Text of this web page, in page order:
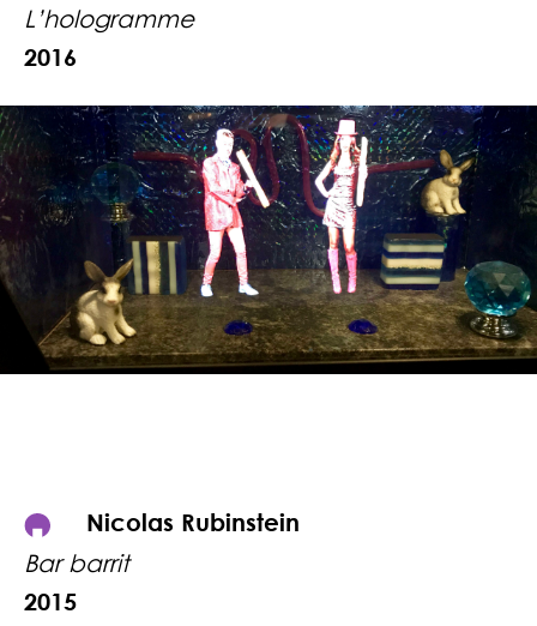
L’hologramme
2016
Nicolas Rubinstein
Bar barrit
2015